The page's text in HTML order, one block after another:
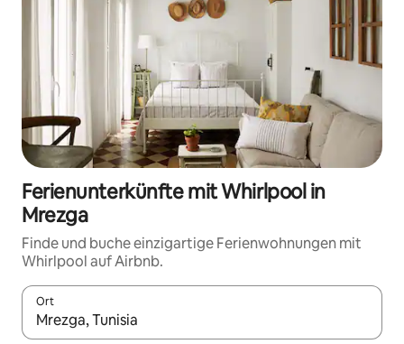
Ferienunterkünfte mit Whirlpool in
Mrezga
Finde und buche einzigartige Ferienwohnungen mit
Whirlpool auf Airbnb.
Ort
Wenn Ergebnisse verfügbar sind, navigiere mit den